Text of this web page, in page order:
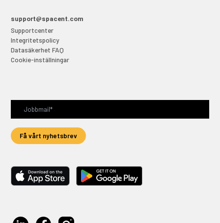
support@spacent.com
Supportcenter
Integritetspolicy
Datasäkerhet FAQ
Cookie-inställningar
Få vårt nyhetsbrev